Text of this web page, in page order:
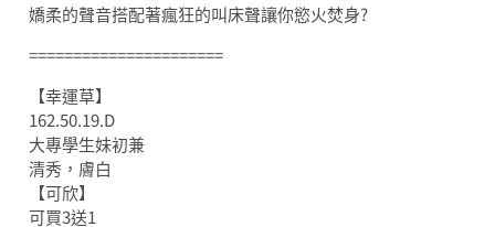
嬌柔的聲音搭配著瘋狂的叫床聲讓你慾火焚身?
======================
【幸運草】
162.50.19.D
大專學生妹初兼
清秀，膚白
【可欣】
可買3送1